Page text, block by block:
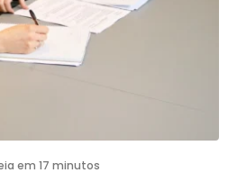
em 17 minutos